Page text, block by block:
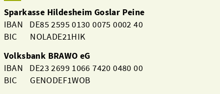
Sparkasse Hildesheim Goslar Peine
IBAN DE85 2595 0130 0075 0002 40
BIC NOLADE21HIK
Volksbank BRAWO eG
IBAN DE23 2699 1066 7420 0480 00
BIC GENODEF1WOB